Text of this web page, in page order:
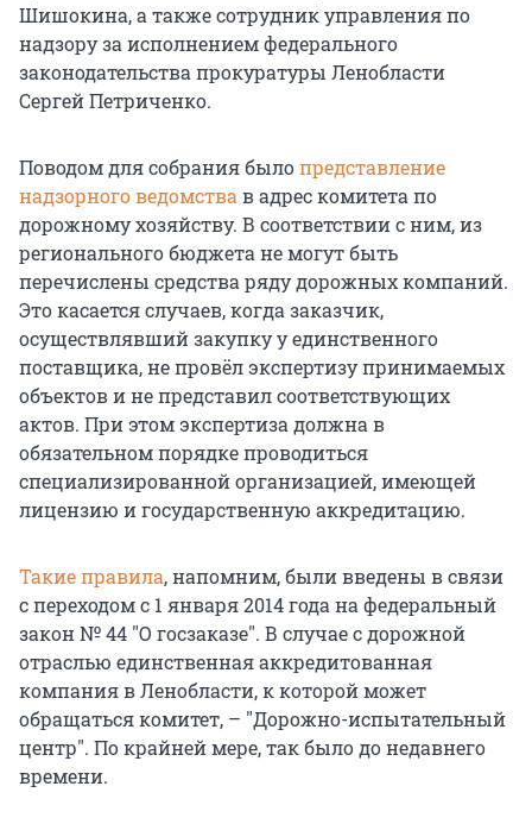
Шишокина, а также сотрудник управления по
надзору за исполнением федерального
законодательства прокуратуры Ленобласти
Сергей Петриченко.
Поводом для собрания былопредставление
надзорного ведомства в адрес комитета по
дорожному хозяйству. В соответствии с ним, из
регионального бюджета не могут быть
перечислены средства ряду дорожных компаний.
Это касается случаев, когда заказчик,
осуществлявший закупку у единственного
поставщика, не провёл экспертизу принимаемых
объектов и не представил соответствующих
актов. При этом экспертиза должна в
обязательном порядке проводиться
специализированной организацией, имеющей
лицензию и государственную аккредитацию.
Такие правила, напомним, были введены в связи
с переходом с 1 января 2014 года на федеральный
закон № 44 "О госзаказе". В случае с дорожной
отраслью единственная аккредитованная
компания в Ленобласти, к которой может
обращаться комитет, – "Дорожно-испытательный
центр". По крайней мере, так было до недавнего
времени.